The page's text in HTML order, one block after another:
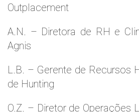
Outplacement
A.N. – Diretora de RH e
Agnis
L.B. – Gerente de Recursos
de Hunting
O.Z. – Diretor de Operações